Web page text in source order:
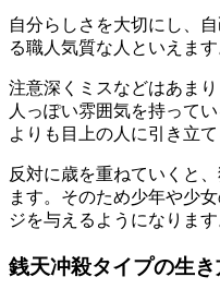
自分らしさを大切にし、
る職人気質な人といえます
注意深くミスなどはあま
人っぽい雰囲気を持って
よりも目上の人に引き立
反対に歳を重ねていくと
ます。そのため少年や少
ジを与えるようになります
銭天冲殺タイプの生き